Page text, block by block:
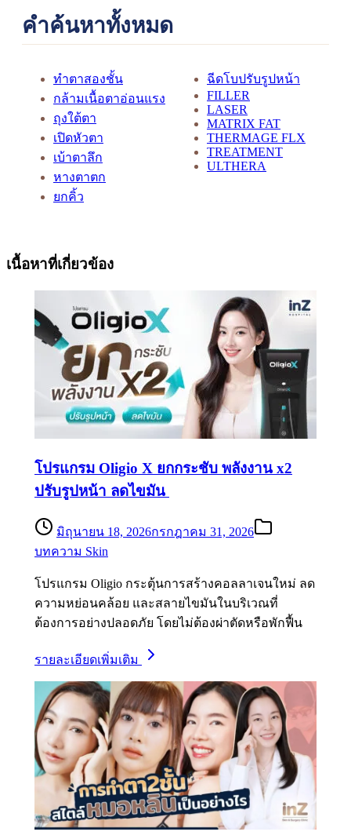
คำค้นหาทั้งหมด
ทำตาสองชั้น
กล้ามเนื้อตาอ่อนแรง
ถุงใต้ตา
เปิดหัวตา
เบ้าตาลึก
หางตาตก
ยกคิ้ว
ฉีดโบปรับรูปหน้า
FILLER
LASER
MATRIX FAT
THERMAGE FLX
TREATMENT
ULTHERA
เนื้อหาที่เกี่ยวข้อง
โปรแกรม Oligio X ยกกระชับ พลังงาน x2
ปรับรูปหน้า ลดไขมัน
มิถุนายน 18, 2026กรกฎาคม 31, 2026
บทความ Skin
โปรแกรม Oligio กระตุ้นการสร้างคอลลาเจนใหม่ ลด
ความหย่อนคล้อย และสลายไขมันในบริเวณที่
ต้องการอย่างปลอดภัย โดยไม่ต้องผ่าตัดหรือพักฟื้น
รายละเอียดเพิ่มเติม